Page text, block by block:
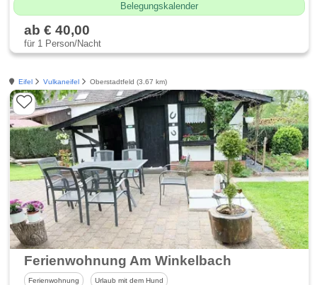
Belegungskalender
ab € 40,00
für 1 Person/Nacht
Eifel Vulkaneifel Oberstadtfeld (3.67 km)
Ferienwohnung Am Winkelbach
Ferienwohnung Urlaub mit dem Hund